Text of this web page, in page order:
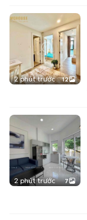
2 phút trước 12
2 phút trước 7